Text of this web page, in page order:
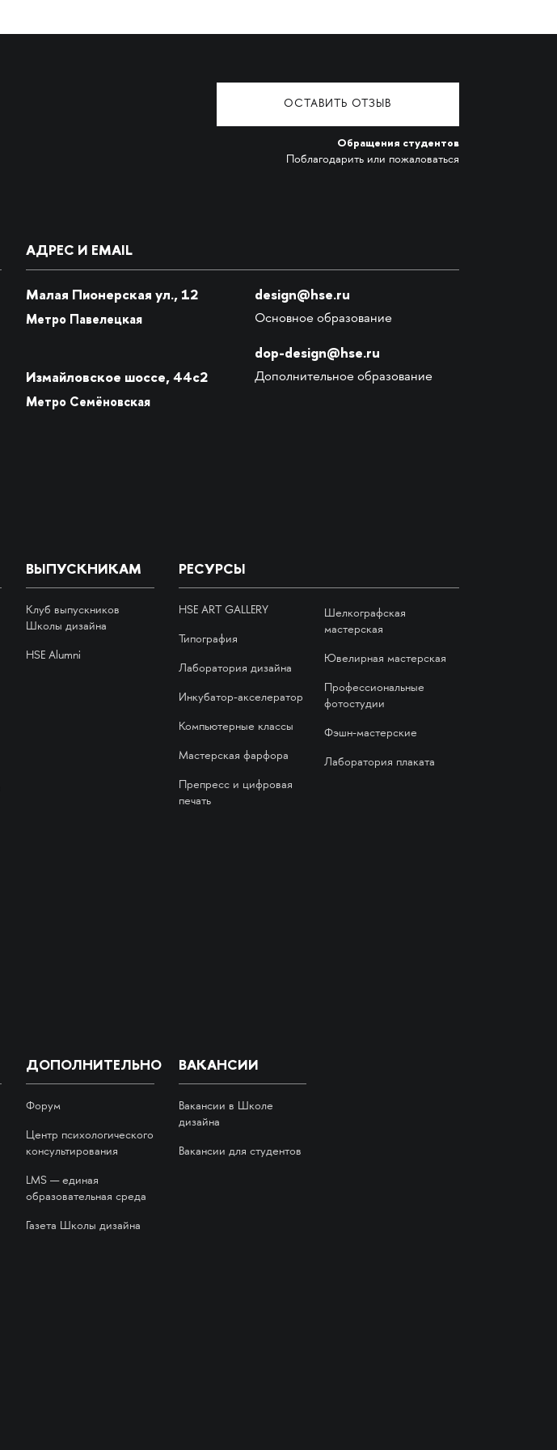
ОСТАВИТЬ ОТЗЫВ
Обращения студентов
Поблагодарить или пожаловаться
АДРЕС И EMAIL
Малая Пионерская ул., 12
Метро Павелецкая
Измайловское шоссе, 44с2
Метро Семёновская
design@hse.ru
Основное образование
dop-design@hse.ru
Дополнительное образование
ВЫПУСКНИКАМ
Клуб выпускников
Школы дизайна
HSE Alumni
РЕСУРСЫ
HSE ART GALLERY
Типография
Лаборатория дизайна
Инкубатор-акселератор
Компьютерные классы
Мастерская фарфора
Препресс и цифровая
печать
Шелкографская
мастерская
Ювелирная мастерская
Профессиональные
фотостудии
Фэшн-мастерские
Лаборатория плаката
ДОПОЛНИТЕЛЬНО
Форум
Центр психологического
консультирования
LMS — единая
образовательная среда
Газета Школы дизайна
ВАКАНСИИ
Вакансии в Школе
дизайна
Вакансии для студентов